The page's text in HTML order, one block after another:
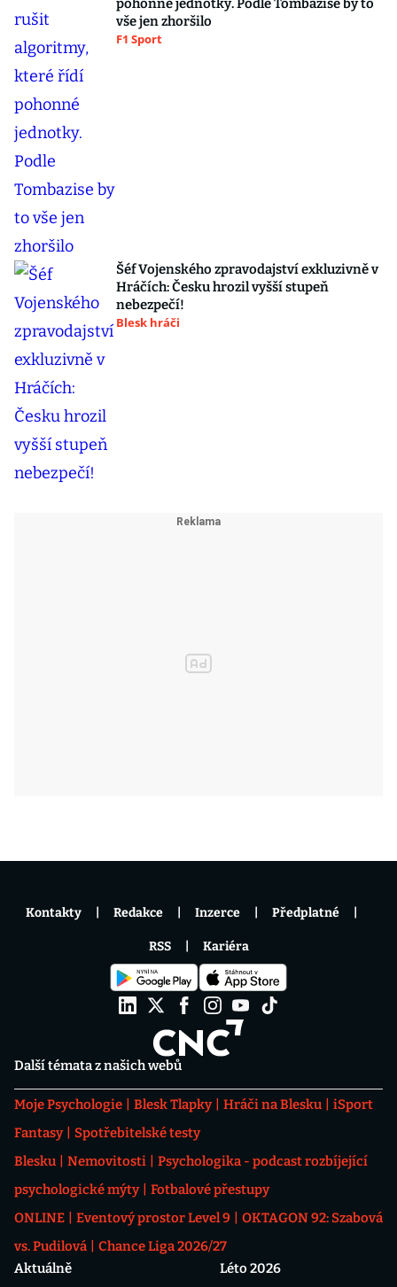
pohonné jednotky. Podle Tombazise by to
vše jen zhoršilo
F1 Sport
Šéf Vojenského zpravodajství exkluzivně v
Hráčích: Česku hrozil vyšší stupeň
nebezpečí!
Blesk hráči
Další témata z našich webů
Moje Psychologie Blesk Tlapky Hráči na Blesku
iSport
Fantasy
Spotřebitelské testy
Blesku
Nemovitosti
Psychologika - podcast rozbíjející
psychologické mýty
Fotbalové přestupy
ONLINE
Eventový prostor Level 9
OKTAGON 92: Szabová
vs. Pudilová
Chance Liga 2026/27
Aktuálně
Léto 2026
Kontakty Redakce Inzerce Předplatné
RSS Kariéra